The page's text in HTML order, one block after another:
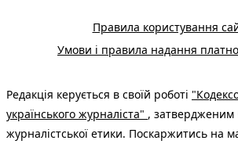
Правила користування
Умови і правила надання
Редакція керується в своїй роботі
українського журналіста" , затвердженим
журналістської етики. Поскаржитись на